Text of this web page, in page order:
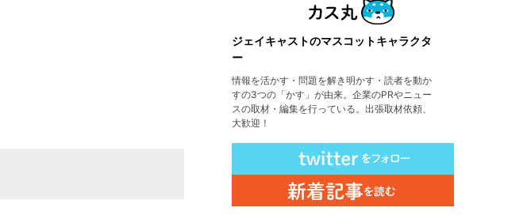
ジェイキャストのマスコットキャラクタ
ー
情報を活かす・問題を解き明かす・読者を動か
すの3つの「かす」が由来。企業のPRやニュー
スの取材・編集を行っている。出張取材依頼、
大歓迎！